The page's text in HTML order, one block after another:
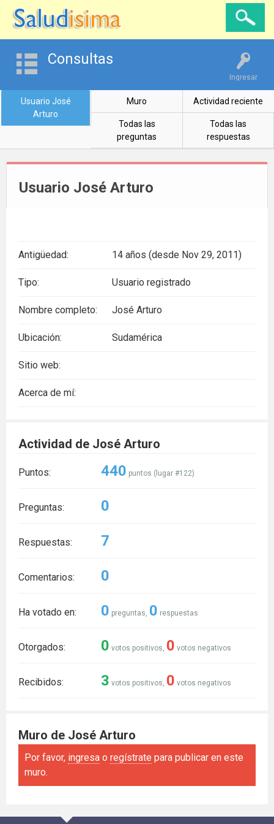
Ingresar
Consultas
Usuario José
Arturo
Muro Actividad reciente
Todas las
preguntas
Todas las
respuestas
Usuario José Arturo
Antigüedad: 14 años (desde Nov 29, 2011)
Tipo: Usuario registrado
Nombre completo: José Arturo
Ubicación: Sudamérica
Sitio web:
Acerca de mí:
Actividad de José Arturo
Puntos: 440 puntos (lugar #122)
Preguntas: 0
Respuestas: 7
Comentarios: 0
Ha votado en: 0 preguntas, 0 respuestas
Otorgados: 0 votos positivos, 0 votos negativos
Recibidos: 3 votos positivos, 0 votos negativos
Muro de José Arturo
Por favor, ingresa o regístrate para publicar en este
muro.